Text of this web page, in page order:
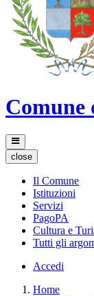
close
Il Comune
Istituzioni
Servizi
PagoPA
Cultura e
Tutti gli
Accedi
Home